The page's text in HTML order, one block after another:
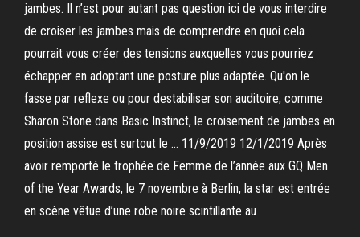
jambes. Il n’est pour autant pas question ici de vous interdire
de croiser les jambes mais de comprendre en quoi cela
pourrait vous créer des tensions auxquelles vous pourriez
échapper en adoptant une posture plus adaptée. Qu'on le
fasse par reflexe ou pour destabiliser son auditoire, comme
Sharon Stone dans Basic Instinct, le croisement de jambes en
position assise est surtout le … 11/9/2019 12/1/2019 Après
avoir remporté le trophée de Femme de l’année aux GQ Men
of the Year Awards, le 7 novembre à Berlin, la star est entrée
en scène vêtue d’une robe noire scintillante au